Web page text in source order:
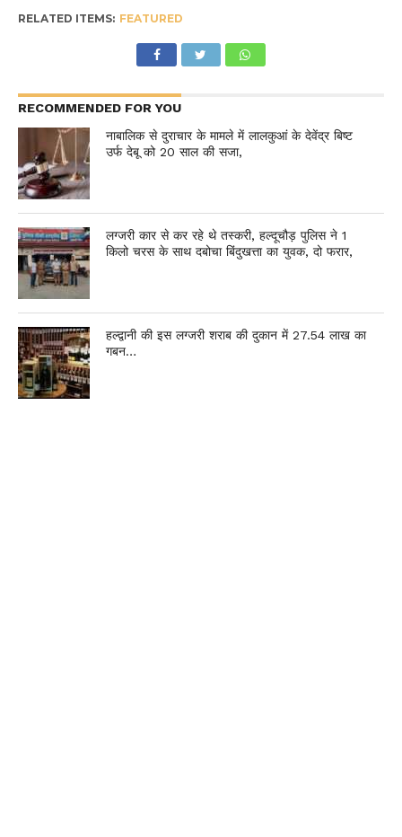
RELATED ITEMS: FEATURED
RECOMMENDED FOR YOU
नाबालिक से दुराचार के मामले में लालकुआं के देवेंद्र बिष्ट
उर्फ देबू को 20 साल की सजा,
लग्जरी कार से कर रहे थे तस्करी, हल्दूचौड़ पुलिस ने 1
किलो चरस के साथ दबोचा बिंदुखत्ता का युवक, दो फरार,
हल्द्वानी की इस लग्जरी शराब की दुकान में 27.54 लाख का
गबन…